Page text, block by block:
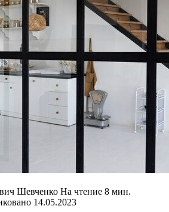
Шевченко На чтение 8 мин.
14.05.2023